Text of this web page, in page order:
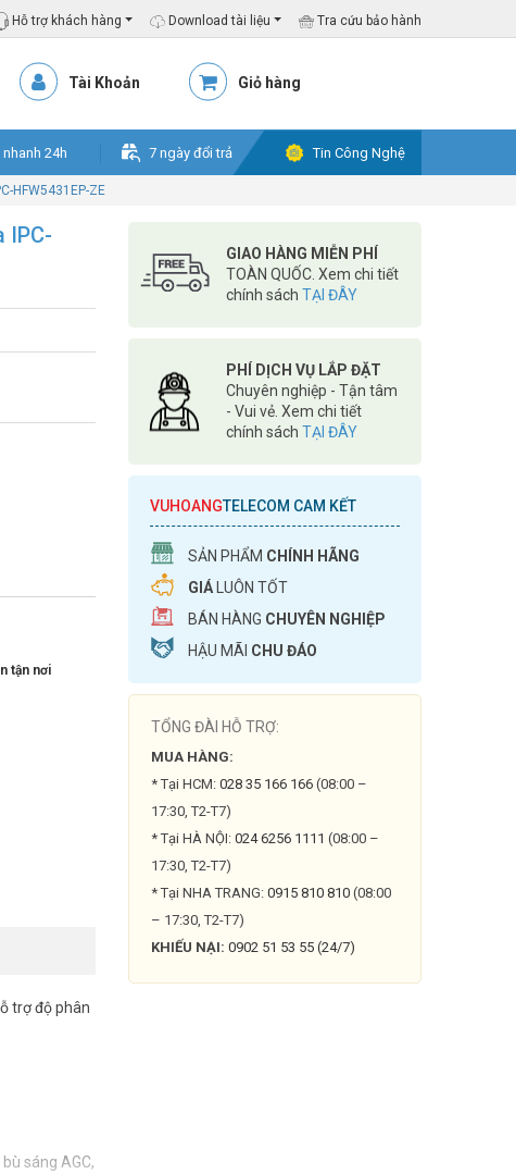
Hỗ trợ khách hàng Download tài liệu Tra cứu bảo hành
Tài Khoản Giỏ hàng
24h 7 ngày đổi trả Tin Công Nghệ
HFW5431EP-ZE
IPC-
tận nơi
trợ độ phân
sáng AGC,
GIAO HÀNG MIỄN PHÍ
TOÀN QUỐC. Xem chi tiết
chính sách TẠI ĐÂY
PHÍ DỊCH VỤ LẮP ĐẶT
Chuyên nghiệp - Tận tâm
- Vui vẻ. Xem chi tiết
chính sách TẠI ĐÂY
VUHOANGTELECOM CAM KẾT
SẢN PHẨM CHÍNH HÃNG
GIÁ LUÔN TỐT
BÁN HÀNG CHUYÊN NGHIỆP
HẬU MÃI CHU ĐÁO
TỔNG ĐÀI HỖ TRỢ:
MUA HÀNG:
* Tại HCM: 028 35 166 166 (08:00 –
17:30, T2-T7)
* Tại HÀ NỘI: 024 6256 1111 (08:00 –
17:30, T2-T7)
* Tại NHA TRANG: 0915 810 810 (08:00
– 17:30, T2-T7)
KHIẾU NẠI: 0902 51 53 55 (24/7)